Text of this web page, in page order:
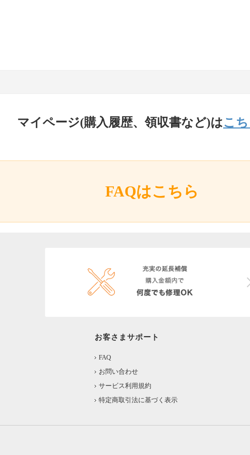
マイページ(購入履歴、領収書など)はこ
FAQはこちら
お客さまサポート
FAQ
お問い合わせ
サービス利用規約
特定商取引法に基づく表示